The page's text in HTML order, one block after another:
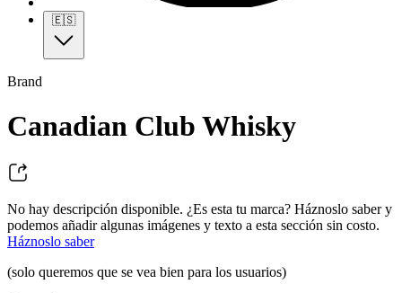
🇪🇸
Brand
Canadian Club Whisky
No hay descripción disponible. ¿Es esta tu marca? Háznoslo saber y
podemos añadir algunas imágenes y texto a esta sección sin costo.
Háznoslo saber
(solo queremos que se vea bien para los usuarios)